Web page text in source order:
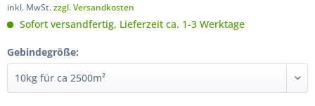
inkl. MwSt.zzgl. Versandkosten
Sofort versandfertig, Lieferzeit ca. 1-3 Werktage
Gebindegröße: